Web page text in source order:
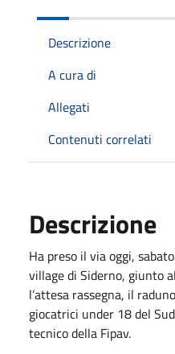
Descrizione
A cura di
Allegati
Contenuti correlati
Descrizione
Ha preso il via oggi,
village di Siderno, giunto
l’attesa rassegna, il
giocatrici under 18 del
tecnico della Fipav.